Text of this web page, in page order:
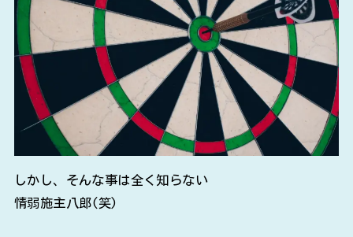
しかし、そんな事は全く知らない
情弱施主八郎(笑)